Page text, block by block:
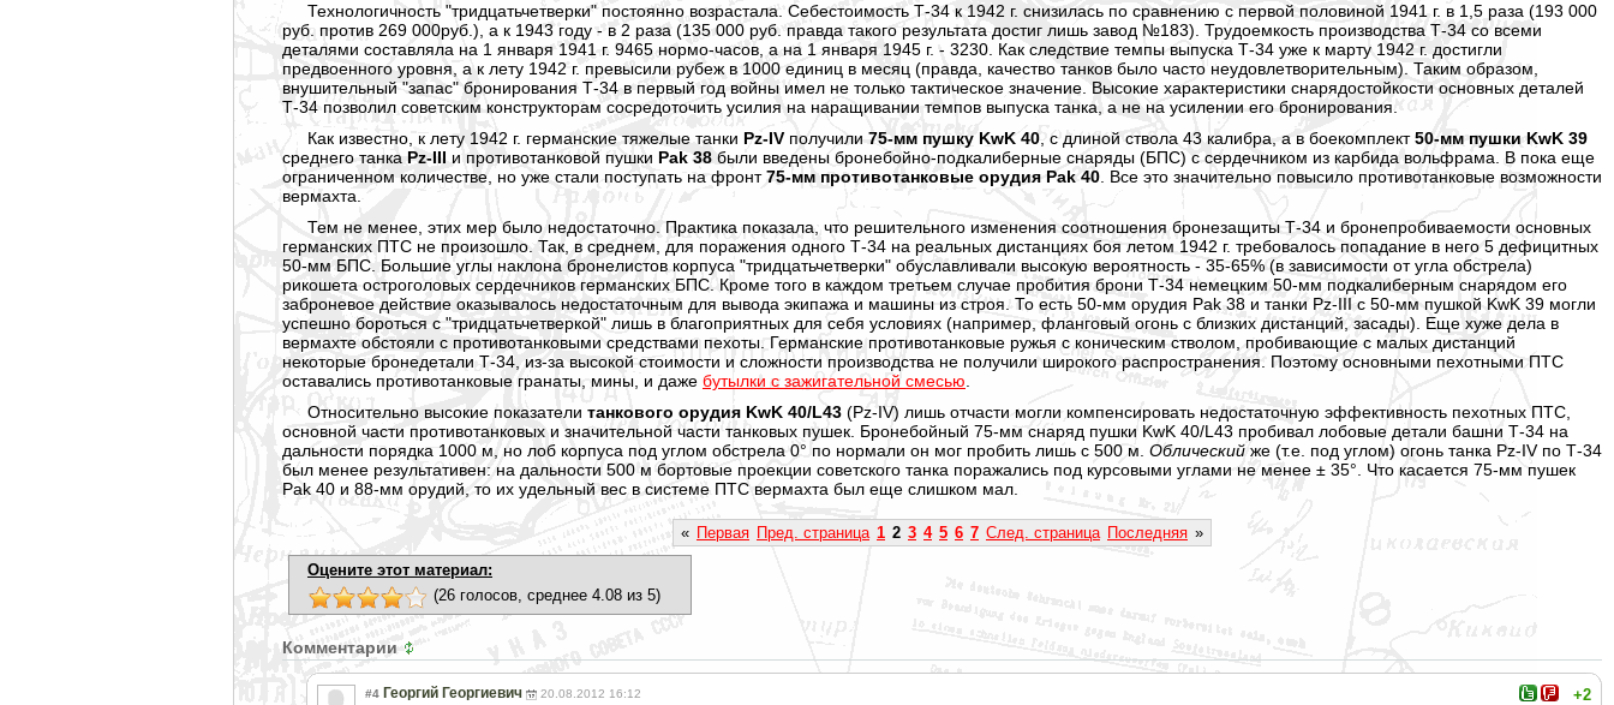
Технологичность "тридцатьчетверки" постоянно возрастала. Себестоимость Т-34 к 1942 г. снизилась по сравнению с первой половиной 1941 г. в 1,5 раза (193 000
руб. против 269 000руб.), а к 1943 году - в 2 раза (135 000 руб. правда такого результата достиг лишь завод №183). Трудоемкость производства Т-34 со всеми
деталями составляла на 1 января 1941 г. 9465 нормо-часов, а на 1 января 1945 г. - 3230. Как следствие темпы выпуска Т-34 уже к марту 1942 г. достигли
предвоенного уровня, а к лету 1942 г. превысили рубеж в 1000 единиц в месяц (правда, качество танков было часто неудовлетворительным). Таким образом,
внушительный "запас" бронирования Т-34 в первый год войны имел не только тактическое значение. Высокие характеристики снарядостойкости основных деталей
Т-34 позволил советским конструкторам сосредоточить усилия на наращивании темпов выпуска танка, а не на усилении его бронирования.
Как известно, к лету 1942 г. германские тяжелые танки Pz-IV получили 75-мм пушку KwK 40 , с длиной ствола 43 калибра, а в боекомплект50-мм пушки KwK 39
среднего танка Pz-III и противотанковой пушки Pak 38 были введены бронебойно-подкалиберные снаряды (БПС) с сердечником из карбида вольфрама. В пока еще
ограниченном количестве, но уже стали поступать на фронт75-мм противотанковые орудия Pak 40 . Все это значительно повысило противотанковые возможности
вермахта.
Тем не менее, этих мер было недостаточно. Практика показала, что решительного изменения соотношения бронезащиты Т-34 и бронепробиваемости основных
германских ПТС не произошло. Так, в среднем, для поражения одного Т-34 на реальных дистанциях боя летом 1942 г. требовалось попадание в него 5 дефицитных
50-мм БПС. Большие углы наклона бронелистов корпуса "тридцатьчетверки" обуславливали высокую вероятность - 35-65% (в зависимости от угла обстрела)
рикошета остроголовых сердечников германских БПС. Кроме того в каждом третьем случае пробития брони Т-34 немецким 50-мм подкалиберным снарядом его
заброневое действие оказывалось недостаточным для вывода экипажа и машины из строя. То есть 50-мм орудия Pak 38 и танки Pz-III с 50-мм пушкой KwK 39 могли
успешно бороться с "тридцатьчетверкой" лишь в благоприятных для себя условиях (например, фланговый огонь с близких дистанций, засады). Еще хуже дела в
вермахте обстояли с противотанковыми средствами пехоты. Германские противотанковые ружья с коническим стволом, пробивающие с малых дистанций
некоторые бронедетали Т-34, из-за высокой стоимости и сложности производства не получили широкого распространения. Поэтому основными пехотными ПТС
оставались противотанковые гранаты, мины, и даже бутылки с зажигательной смесью
Относительно высокие показатели танкового орудия KwK 40/L43 (Pz-IV) лишь отчасти могли компенсировать недостаточную эффективность пехотных ПТС,
основной части противотанковых и значительной части танковых пушек. Бронебойный 75-мм снаряд пушки KwK 40/L43 пробивал лобовые детали башни Т-34 на
дальности порядка 1000 м, но лоб корпуса под углом обстрела 0° по нормали он мог пробить лишь с 500 м. Облический же (т.е. под углом) огонь танка Pz-IV по Т-34
был менее результативен: на дальности 500 м бортовые проекции советского танка поражались под курсовыми углами не менее ± 35°. Что касается 75-мм пушек
Pak 40 и 88-мм орудий, то их удельный вес в системе ПТС вермахта был еще слишком мал.
« Первая Пред. страница 1 2 3 4 5 6 7 След. страница Последняя »
Оцените этот материал:
(26 голосов, среднее 4.08 из 5)
Комментарии
+2
#4 Георгий Георгиевич 20.08.2012 16:12